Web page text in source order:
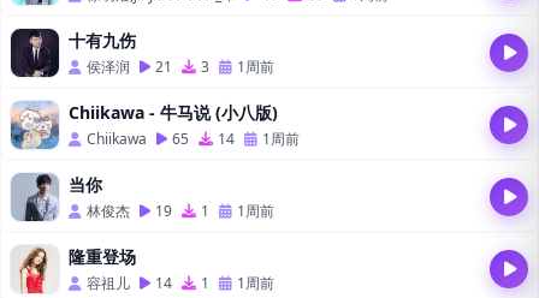
十有九伤
侯泽润 21 3 1周前
Chiikawa - 牛马说 (小八版)
Chiikawa 65 14 1周前
当你
林俊杰 19 1 1周前
隆重登场
容祖儿 14 1 1周前